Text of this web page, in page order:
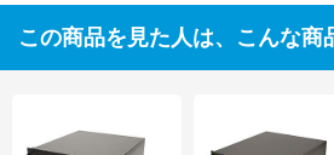
この商品を見た人は、こんな商